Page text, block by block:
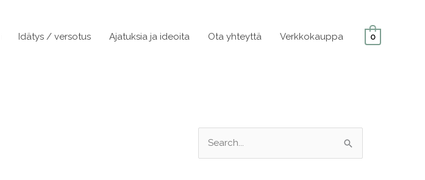
Idätys / versotus Ajatuksia ja ideoita Ota yhteyttä Verkkokauppa 0